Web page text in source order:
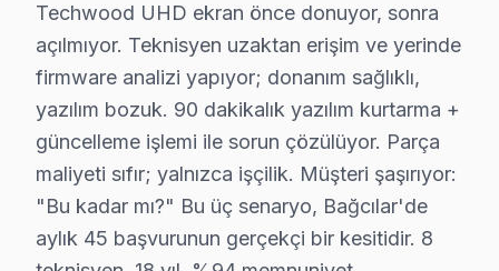
• Anakart tamiri/değişimi: ₺500 – ₺1.800
• T-Con kartı değişimi: ₺350 – ₺900
• Panel (ekran) değişimi: ₺1.500 – ₺8.000 (boyut ve
• Yazılım güncelleme ve hata giderme: ₺200 – ₺500
• LED backlight tamiri: ₺500 – ₺2.000
• Güç kartı (power board) tamiri: ₺400 – ₺1.200
• Kapasitör değişimi (anakart): ₺250 – ₺600
Techwood UHD ekran önce donuyor, sonra
açılmıyor. Teknisyen uzaktan erişim ve yerinde
firmware analizi yapıyor; donanım sağlıklı,
yazılım bozuk. 90 dakikalık yazılım kurtarma +
güncelleme işlemi ile sorun çözülüyor. Parça
maliyeti sıfır; yalnızca işçilik. Müşteri şaşırıyor:
"Bu kadar mı?" Bu üç senaryo, Bağcılar'de
aylık 45 başvurunun gerçekçi bir kesitidir. 8